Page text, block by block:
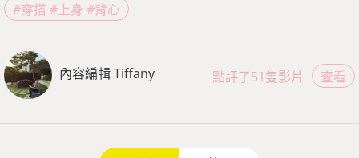
#穿搭 #上身 #背心
內容編輯 Tiffany 查看
點評了51隻影片